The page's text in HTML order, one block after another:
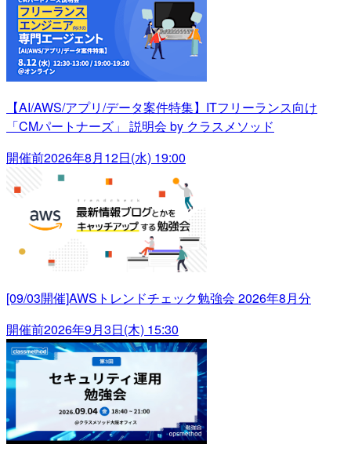
【AI/AWS/アプリ/データ案件特集】ITフリーランス向け
「CMパートナーズ」 説明会 by クラスメソッド
開催前2026年8月12日(水) 19:00
[09/03開催]AWSトレンドチェック勉強会 2026年8月分
開催前2026年9月3日(木) 15:30